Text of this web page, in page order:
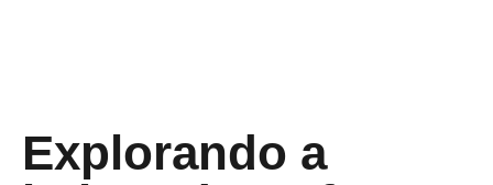
Explorando a